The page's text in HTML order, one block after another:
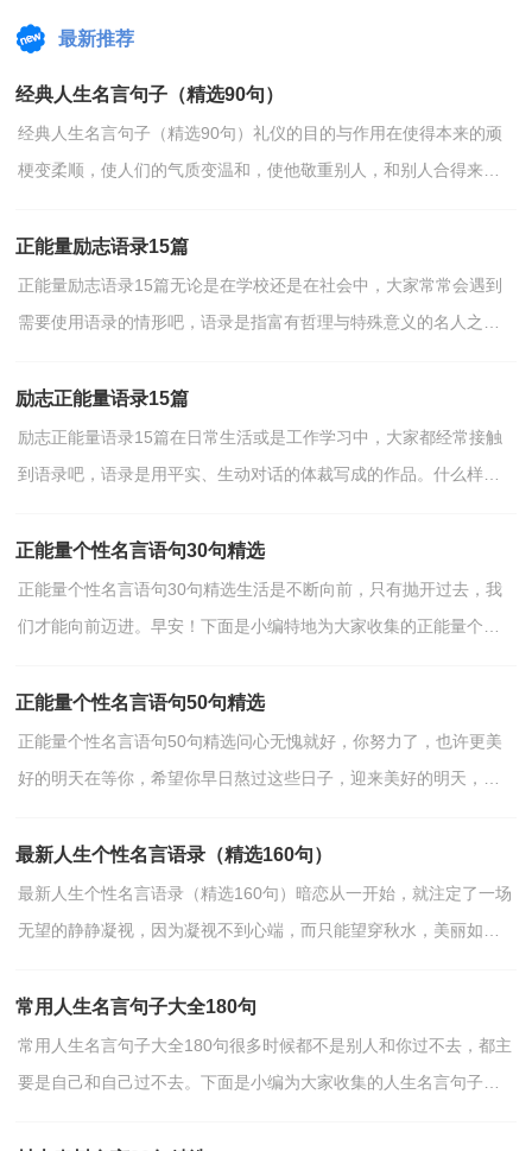
最新推荐
经典人生名言句子（精选90句）
经典人生名言句子（精选90句）礼仪的目的与作用在使得本来的顽
梗变柔顺，使人们的气质变温和，使他敬重别人，和别人合得来。
正能量励志语录15篇
正能量励志语录15篇无论是在学校还是在社会中，大家常常会遇到
需要使用语录的情形吧，语录是指富有哲理与特殊意义的名人之
励志正能量语录15篇
励志正能量语录15篇在日常生活或是工作学习中，大家都经常接触
到语录吧，语录是用平实、生动对话的体裁写成的作品。什么样的
正能量个性名言语句30句精选
正能量个性名言语句30句精选生活是不断向前，只有抛开过去，我
们才能向前迈进。早安！下面是小编特地为大家收集的正能量个性
正能量个性名言语句50句精选
正能量个性名言语句50句精选问心无愧就好，你努力了，也许更美
好的明天在等你，希望你早日熬过这些日子，迎来美好的明天，加
最新人生个性名言语录（精选160句）
最新人生个性名言语录（精选160句）暗恋从一开始，就注定了一场
无望的静静凝视，因为凝视不到心端，而只能望穿秋水，美丽如
常用人生名言句子大全180句
常用人生名言句子大全180句很多时候都不是别人和你过不去，都主
要是自己和自己过不去。下面是小编为大家收集的人生名言句子，